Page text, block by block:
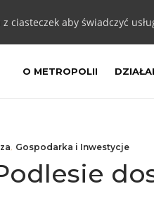
ciasteczek aby świadczyć
O METROPOLII
, Gospodarka i Inwestycje